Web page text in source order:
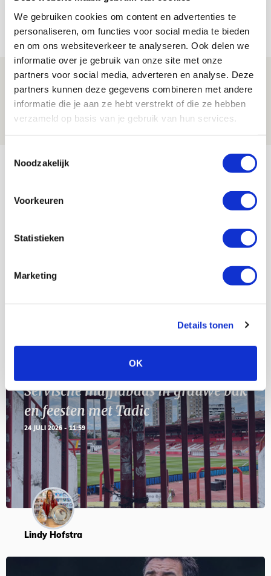
We gebruiken cookies om content en advertenties te
personaliseren, om functies voor social media te bieden
en om ons websiteverkeer te analyseren. Ook delen we
informatie over je gebruik van onze site met onze
partners voor social media, adverteren en analyse. Deze
partners kunnen deze gegevens combineren met andere
informatie die je aan ze hebt verstrekt of die ze hebben
verzameld op basis van je gebruik van hun services.
Noodzakelijk
Voorkeuren
Statistieken
Marketing
Details tonen
OK
na rust: ‘De focus nam af’
07 AUGUSTUS 2026 - 08:30
Is dit de laatste wallpaper van Godts in
de Johan Cruijff Arena?
Bekijk meer
AUG
11
Servische maffiabaas in grauwe bak
en feesten met Tadic
24 JULI 2026 - 11:59
Lindy Hofstra